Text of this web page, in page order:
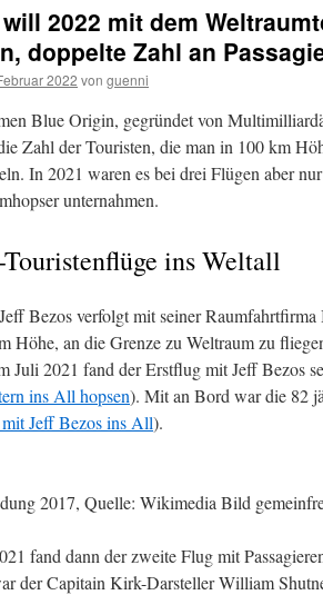
2022 mit dem
doppelte Zahl an
2022 von guenni
Blue Origin, gegründet von
Zahl der Touristen, die man in 100 km
In 2021 waren es bei drei Flügen aber
unternahmen.
ins Weltall
Bezos verfolgt mit seiner
Höhe, an die Grenze zu Weltraum zu
Juli 2021 fand der Erstflug mit Jeff Bezos
ins All hopsen). Mit an Bord war die 82
Jeff Bezos ins All).
2017, Quelle: Wikimedia Bild
fand dann der zweite Flug mit
der Capitain Kirk-Darsteller William